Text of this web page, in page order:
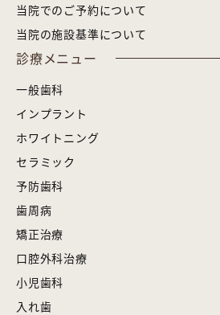
当院でのご予約について
当院の施設基準について
診療メニュー
一般歯科
インプラント
ホワイトニング
セラミック
予防歯科
歯周病
矯正治療
口腔外科治療
小児歯科
入れ歯